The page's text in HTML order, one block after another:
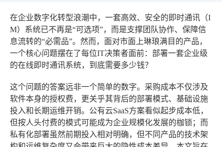
在企业数字化转型浪潮中，一套高效、安全的即时通讯（I
M）系统已不再是“可选项”，而是支撑团队协作、保障信
息流转的“必需品”。然而，面对市面上琳琅满目的产品，
一个核心问题摆在了每位IT决策者面前：部署一套企业级
的在线即时通讯系统，到底需要多少钱？
这个问题的答案远非一个简单的数字。采购成本不仅涉及
软件本身的授权费，更关乎其背后的部署模式、基础设施
投入和长期运维开销。公有云SaaS方案看似起步成本低，
但按人头付费的模式可能成为企业规模化发展的枷锁；而
私有化部署虽然前期投入相对明确，但不同产品的技术架